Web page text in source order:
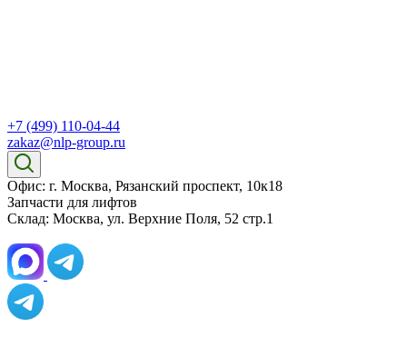
+7 (499) 110-04-44
zakaz@nlp-group.ru
Офис: г. Москва, Рязанский проспект, 10к18
Запчасти для лифтов
Склад: Москва, ул. Верхние Поля, 52 стр.1